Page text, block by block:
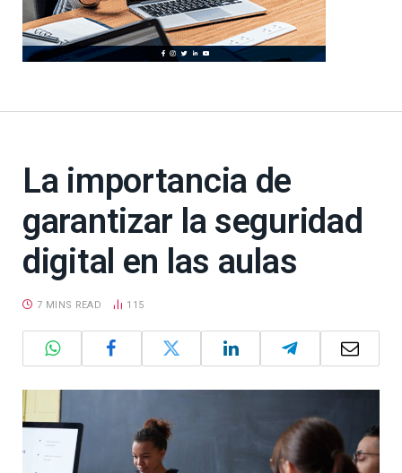
La importancia de
garantizar la seguridad
digital en las aulas
7 MINS READ 115